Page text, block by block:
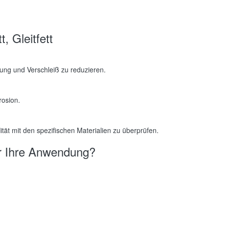
Gleitfett
und Verschleiß zu reduzieren.
mit den spezifischen Materialien zu überprüfen.
Anwendung?